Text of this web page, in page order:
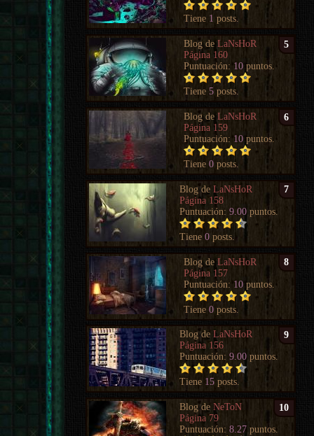
Tiene 1 posts.
5
Blog deLaNsHoR
Página 160
Puntuación: 10 puntos.
Tiene 5 posts.
6
Blog deLaNsHoR
Página 159
Puntuación: 10 puntos.
Tiene0 posts.
7
Blog deLaNsHoR
Página 158
Puntuación:9.00 puntos.
Tiene0 posts.
8
Blog deLaNsHoR
Página 157
Puntuación: 10 puntos.
Tiene0 posts.
9
Blog deLaNsHoR
Página 156
Puntuación:9.00 puntos.
Tiene 15 posts.
10
Blog deNeToN
Página 79
Puntuación:8.27 puntos.